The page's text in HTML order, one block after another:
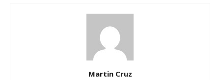
Martin Cruz